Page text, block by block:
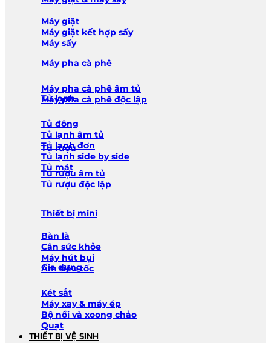
Máy giặt
Máy giặt kết hợp sấy
Máy sấy
Máy pha cà phê
Máy pha cà phê âm tủ
Máy pha cà phê độc lập
Tủ lạnh
Tủ đông
Tủ lạnh âm tủ
Tủ lạnh đơn
Tủ lạnh side by side
Tủ mát
Tủ rượu
Tủ rượu âm tủ
Tủ rượu độc lập
Thiết bị mini
Bàn là
Cân sức khỏe
Máy hút bụi
Ấm siêu tốc
Gia dụng
Két sắt
Máy xay & máy ép
Bộ nồi và xoong chảo
Quạt
THIẾT BỊ VỆ SINH